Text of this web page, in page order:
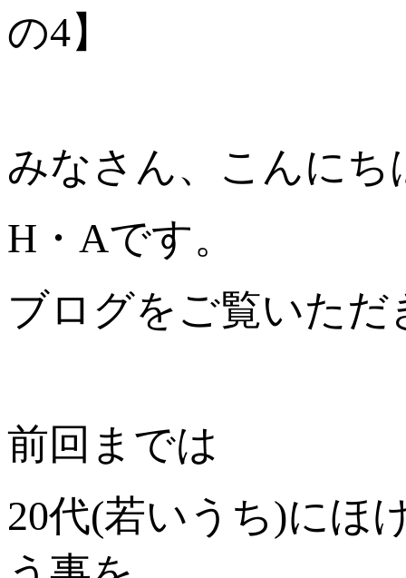
の4】
みなさん、こんにち
H・Aです。
ブログをご覧いた
前回までは
20代(若いうち)にほ